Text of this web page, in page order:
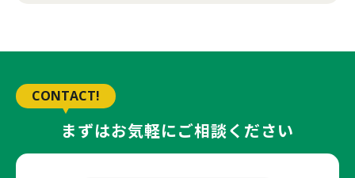
CONTACT!
まずはお気軽にご相談ください